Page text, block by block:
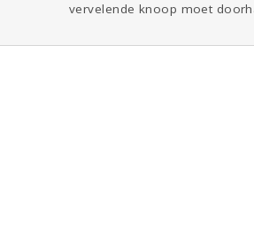
vervelende knoop moet